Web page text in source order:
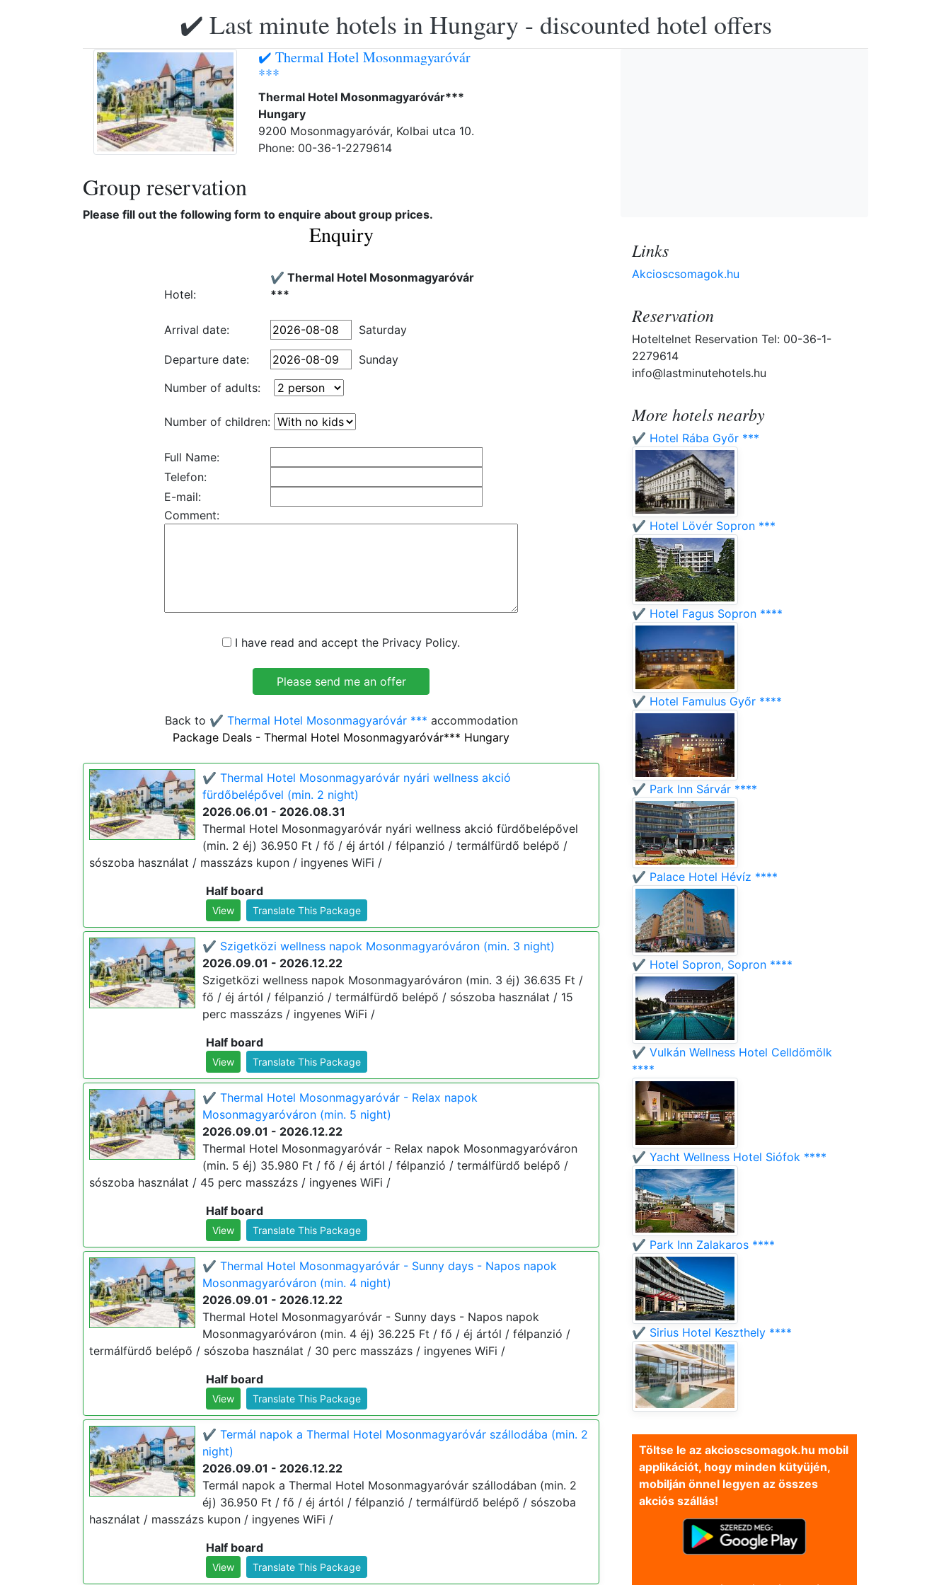
✔️ Last minute hotels in Hungary - discounted hotel offers
✔️ Thermal Hotel Mosonmagyaróvár
***
Thermal Hotel Mosonmagyaróvár***
Hungary
9200 Mosonmagyaróvár, Kolbai utca 10.
Phone: 00-36-1-2279614
Group reservation
Please fill out the following form to enquire about group prices.
Enquiry
Hotel:
✔️ Thermal Hotel Mosonmagyaróvár
***
Arrival date: Saturday
Departure date:
Sunday
Number of adults:
Number of children:
Full Name:
Telefon:
E-mail:
Comment:
I have read and accept the Privacy Policy.
Back to ✔️ Thermal Hotel Mosonmagyaróvár *** accommodation
Package Deals - Thermal Hotel Mosonmagyaróvár*** Hungary
✔️ Thermal Hotel Mosonmagyaróvár nyári wellness akció
fürdőbelépővel (min. 2 night)
2026.06.01 - 2026.08.31
Thermal Hotel Mosonmagyaróvár nyári wellness akció fürdőbelépővel
(min. 2 éj) 36.950 Ft / fő / éj ártól / félpanzió / termálfürdő belépő /
sószoba használat / masszázs kupon / ingyenes WiFi /
Half board
View Translate This Package
✔️ Szigetközi wellness napok Mosonmagyaróváron (min. 3 night)
2026.09.01 - 2026.12.22
Szigetközi wellness napok Mosonmagyaróváron (min. 3 éj) 36.635 Ft /
fő / éj ártól / félpanzió / termálfürdő belépő / sószoba használat / 15
perc masszázs / ingyenes WiFi /
Half board
View Translate This Package
✔️ Thermal Hotel Mosonmagyaróvár - Relax napok
Mosonmagyaróváron (min. 5 night)
2026.09.01 - 2026.12.22
Thermal Hotel Mosonmagyaróvár - Relax napok Mosonmagyaróváron
(min. 5 éj) 35.980 Ft / fő / éj ártól / félpanzió / termálfürdő belépő /
sószoba használat / 45 perc masszázs / ingyenes WiFi /
Half board
View Translate This Package
✔️ Thermal Hotel Mosonmagyaróvár - Sunny days - Napos napok
Mosonmagyaróváron (min. 4 night)
2026.09.01 - 2026.12.22
Thermal Hotel Mosonmagyaróvár - Sunny days - Napos napok
Mosonmagyaróváron (min. 4 éj) 36.225 Ft / fő / éj ártól / félpanzió /
termálfürdő belépő / sószoba használat / 30 perc masszázs / ingyenes WiFi /
Half board
View Translate This Package
✔️ Termál napok a Thermal Hotel Mosonmagyaróvár szállodába (min. 2
night)
2026.09.01 - 2026.12.22
Termál napok a Thermal Hotel Mosonmagyaróvár szállodában (min. 2
éj) 36.950 Ft / fő / éj ártól / félpanzió / termálfürdő belépő / sószoba
használat / masszázs kupon / ingyenes WiFi /
Half board
View Translate This Package
Links
Akcioscsomagok.hu
Reservation
Hoteltelnet Reservation Tel: 00-36-1-
2279614
info@lastminutehotels.hu
More hotels nearby
✔️ Hotel Rába Győr ***
✔️ Hotel Lövér Sopron ***
✔️ Hotel Fagus Sopron ****
✔️ Hotel Famulus Győr ****
✔️ Park Inn Sárvár ****
✔️ Palace Hotel Hévíz ****
✔️ Hotel Sopron, Sopron ****
✔️ Vulkán Wellness Hotel Celldömölk
****
✔️ Yacht Wellness Hotel Siófok ****
✔️ Park Inn Zalakaros ****
✔️ Sirius Hotel Keszthely ****
Töltse le az akcioscsomagok.hu mobil
applikációt, hogy minden kütyüjén,
mobilján önnel legyen az összes
akciós szállás!